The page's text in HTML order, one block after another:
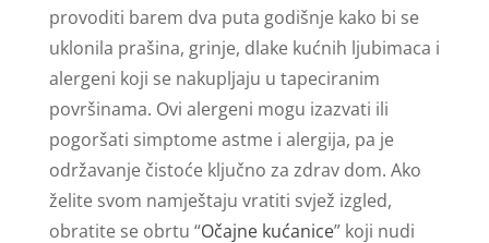
provoditi barem dva puta godišnje kako bi se
uklonila prašina, grinje, dlake kućnih ljubimaca i
alergeni koji se nakupljaju u tapeciranim
površinama. Ovi alergeni mogu izazvati ili
pogoršati simptome astme i alergija, pa je
održavanje čistoće ključno za zdrav dom. Ako
želite svom namještaju vratiti svjež izgled,
obratite se obrtu “Očajne kućanice” koji nudi